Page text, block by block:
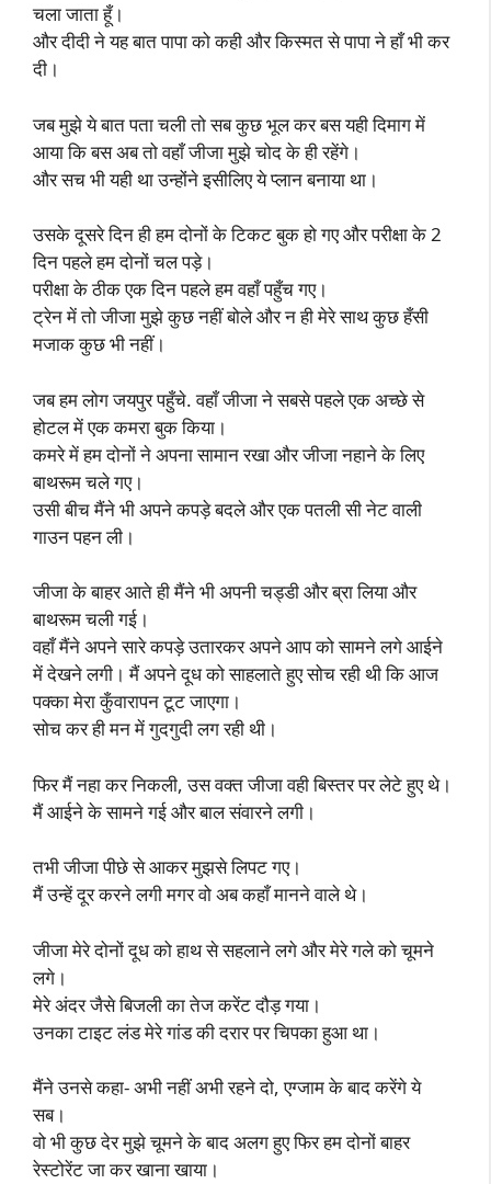
चला जाता हूँ।
और दीदी ने यह बात पापा को कही और किस्मत से पापा ने हाँ भी कर
दी।
जब मुझे ये बात पता चली तो सब कुछ भूल कर बस यही दिमाग में
आया कि बस अब तो वहाँ जीजा मुझे चोद के ही रहेंगे।
और सच भी यही था उन्होंने इसीलिए ये प्लान बनाया था।
उसके दूसरे दिन ही हम दोनों के टिकट बुक हो गए और परीक्षा के 2
दिन पहले हम दोनों चल पड़े।
परीक्षा के ठीक एक दिन पहले हम वहाँ पहुँच गए।
ट्रेन में तो जीजा मुझे कुछ नहीं बोले और न ही मेरे साथ कुछ हँसी
मजाक कुछ भी नहीं।
जब हम लोग जयपुर पहुँचे. वहाँ जीजा ने सबसे पहले एक अच्छे से
होटल में एक कमरा बुक किया।
कमरे में हम दोनों ने अपना सामान रखा और जीजा नहाने के लिए
बाथरूम चले गए।
उसी बीच मैंने भी अपने कपड़े बदले और एक पतली सी नेट वाली
गाउन पहन ली।
जीजा के बाहर आते ही मैंने भी अपनी चड्डी और ब्रा लिया और
बाथरूम चली गई।
वहाँ मैंने अपने सारे कपड़े उतारकर अपने आप को सामने लगे आईने
में देखने लगी। मैं अपने दूध को साहलाते हुए सोच रही थी कि आज
पक्का मेरा कुँवारापन टूट जाएगा।
सोच कर ही मन में गुदगुदी लग रही थी।
फिर मैं नहा कर निकली, उस वक्त जीजा वही बिस्तर पर लेटे हुए थे।
मैं आईने के सामने गई और बाल संवारने लगी।
तभी जीजा पीछे से आकर मुझसे लिपट गए।
मैं उन्हें दूर करने लगी मगर वो अब कहाँ मानने वाले थे।
जीजा मेरे दोनों दूध को हाथ से सहलाने लगे और मेरे गले को चूमने
लगे।
मेरे अंदर जैसे बिजली का तेज करेंट दौड़ गया।
उनका टाइट लंड मेरे गांड की दरार पर चिपका हुआ था।
मैंने उनसे कहा- अभी नहीं अभी रहने दो, एग्जाम के बाद करेंगे ये
सब।
वो भी कुछ देर मुझे चूमने के बाद अलग हुए फिर हम दोनों बाहर
रेस्टोरेंट जा कर खाना खाया।